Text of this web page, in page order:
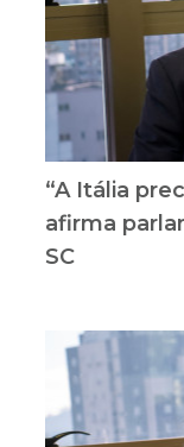
“A Itália
afirma
SC